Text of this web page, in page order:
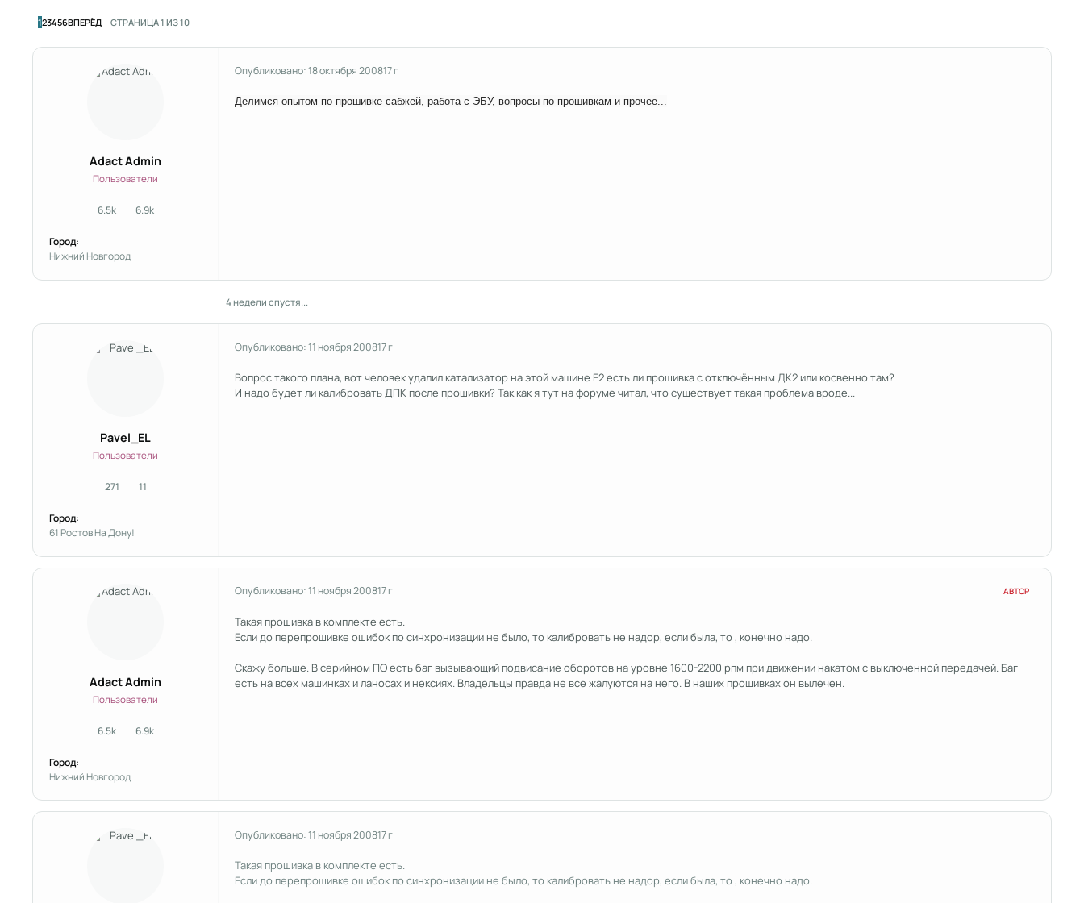
123456ВПЕРЁДПОСЛЕДНЯЯ СТРАНИЦА
СТРАНИЦА 1 ИЗ 10
Adact Admin
Пользователи
6.5k
сообщения
6.9k
Репутация
Город:
Нижний Новгород
Опубликовано:18 октября 200817 г
Делимся опытом по прошивке сабжей, работа с ЭБУ, вопросы по прошивкам и прочее...
4 недели спустя...
Pavel_EL
Пользователи
271сообщения
11Репутация
Город:
61 Ростов На Дону!
Опубликовано:11 ноября 200817 г
Вопрос такого плана, вот человек удалил катализатор на этой машине Е2 есть ли прошивка с отключённым ДК2 или косвенно там?
И надо будет ли калибровать ДПК после прошивки? Так как я тут на форуме читал, что существует такая проблема вроде...
Adact Admin
Пользователи
6.5k
сообщения
6.9k
Репутация
Город:
Нижний Новгород
Опубликовано:11 ноября 200817 г АВТОР
Такая прошивка в комплекте есть.
Если до перепрошивке ошибок по синхронизации не было, то калибровать не надор, если была, то , конечно надо.
Скажу больше. В серийном ПО есть баг вызывающий подвисание оборотов на уровне 1600-2200 рпм при движении накатом с выключенной передачей. Баг
есть на всех машинках и ланосах и нексиях. Владельцы правда не все жалуются на него. В наших прошивках он вылечен.
Опубликовано:11 ноября 200817 г
Такая прошивка в комплекте есть.
Если до перепрошивке ошибок по синхронизации не было, то калибровать не надор, если была, то , конечно надо.